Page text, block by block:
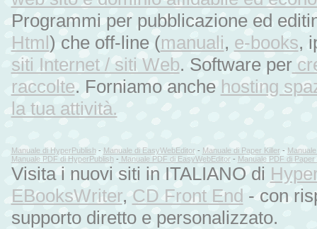
Programmi per pubblicazione ed
Html) che off-line (manuali, e-books,
siti Internet / siti Web. Software per
raccolte. Forniamo anche hosting
la tua attività.
Manuale di HyperPublish - Manuale di EasyWebEditor- Manuale di Paper Killer -
Manuale PDF di HyperPublish - Manuale PDF di EasyWebEditor- Manuale PDF di Paper
Visita i nuovi siti in ITALIANO di
EBooksWriter,CD Front End - con
supporto diretto e personalizzato.